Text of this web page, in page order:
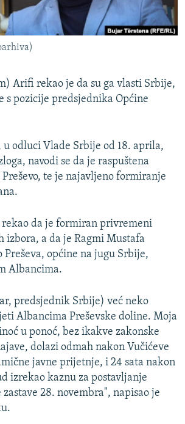
BIH 2024.
U BIH
Arifi rekao je da su ga vlasti Srbije,
s pozicije predsjednika Općine
odluci Vlade Srbije od 18. aprila,
navodi se da je raspuštena
te je najavljeno formiranje
da je formiran privremeni
izbora, a da je Ragmi Mustafa
Preševa, općine na jugu Srbije,
Albancima.
predsjednik Srbije) već neko
Albancima Preševske doline. Moja
u ponoć, bez ikakve zakonske
dolazi odmah nakon Vučićeve
javne prijetnje, i 24 sata nakon
izrekao kaznu za postavljanje
28. novembra", napisao je